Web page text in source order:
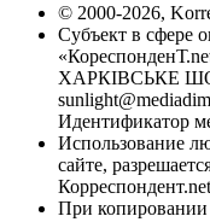
© 2000-2026,
Субъект в сфере
ХАРКІВСЬКЕ
Идентификатор
Использование
сайте,
При копировании